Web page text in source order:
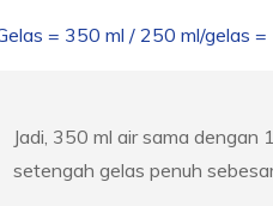
= 350 ml / 250 ml/gelas =
Jadi, 350 ml air sama
setengah gelas penuh